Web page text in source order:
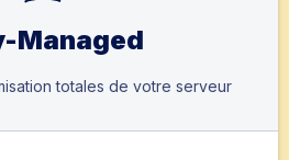
Managed
totales de votre serveur